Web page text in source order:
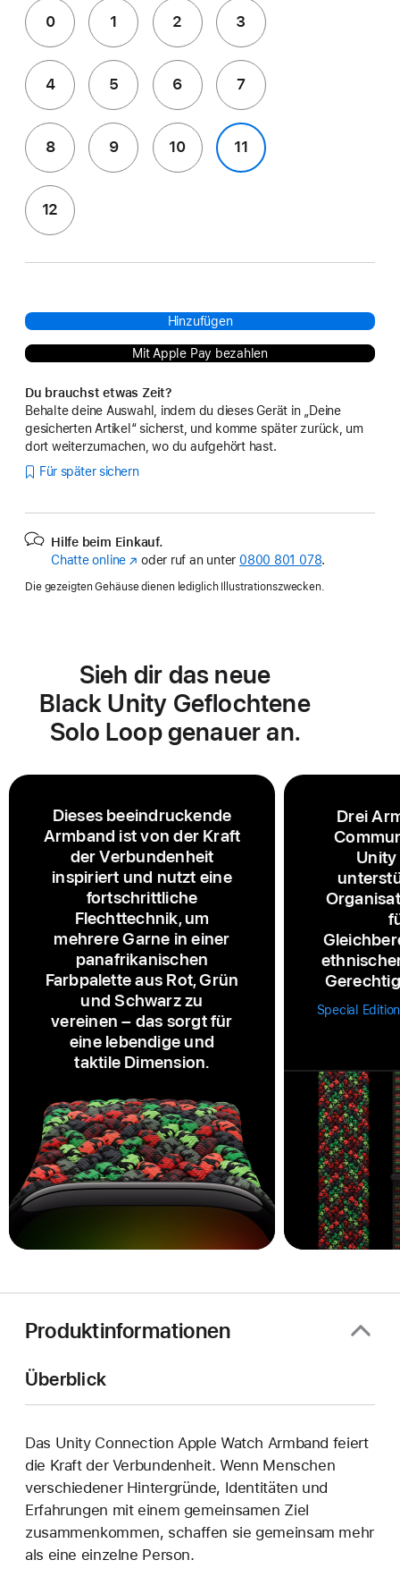
0 1 2 3
4 5 6 7
8 9 10 11
12
Hinzufügen
Mit Apple Pay bezahlen
Du brauchst etwas Zeit?
Behalte deine Auswahl, indem du dieses Gerät in „Deine
gesicherten Artikel“ sicherst, und komme später zurück, um
dort weiterzumachen, wo du aufgehört hast.
Für später sichern
Hilfe beim Einkauf.
Chatte online (Öffnet
neues
oder ruf an unter 0800 801 078.
Die gezeigten Gehäuse dienen lediglich Illustrationszwecken.
Sieh dir das neue
Black Unity Geflochtene
Solo Loop genauer an.
Dieses beeindruckende
Armband ist von der Kraft
der Verbundenheit
inspiriert und nutzt eine
fortschrittliche
Flechttechnik, um
mehrere Garne in einer
panafrikanischen
Farbpalette aus Rot, Grün
und Schwarz zu
vereinen – das sorgt für
eine lebendige und
taktile Dimension.
Drei
Special
Produktinformationen
Überblick
Das Unity Connection Apple Watch Armband feiert
die Kraft der Verbundenheit. Wenn Menschen
verschiedener Hintergründe, Identitäten und
Erfahrungen mit einem gemeinsamen Ziel
zusammenkommen, schaffen sie gemeinsam mehr
als eine einzelne Person.